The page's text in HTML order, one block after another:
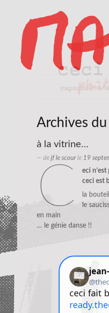
Archives du
à la vitrine…
— de jf le scourle 19
c
eci
ceci est
la
le
en main
… le génie danse !!